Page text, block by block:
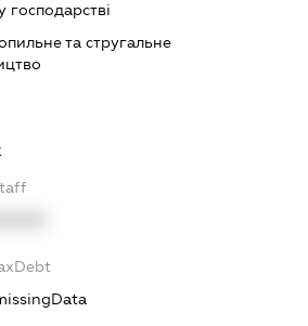
господарстві
та стругальне